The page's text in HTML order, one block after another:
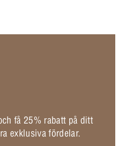
få 25% rabatt på ditt
exklusiva fördelar.